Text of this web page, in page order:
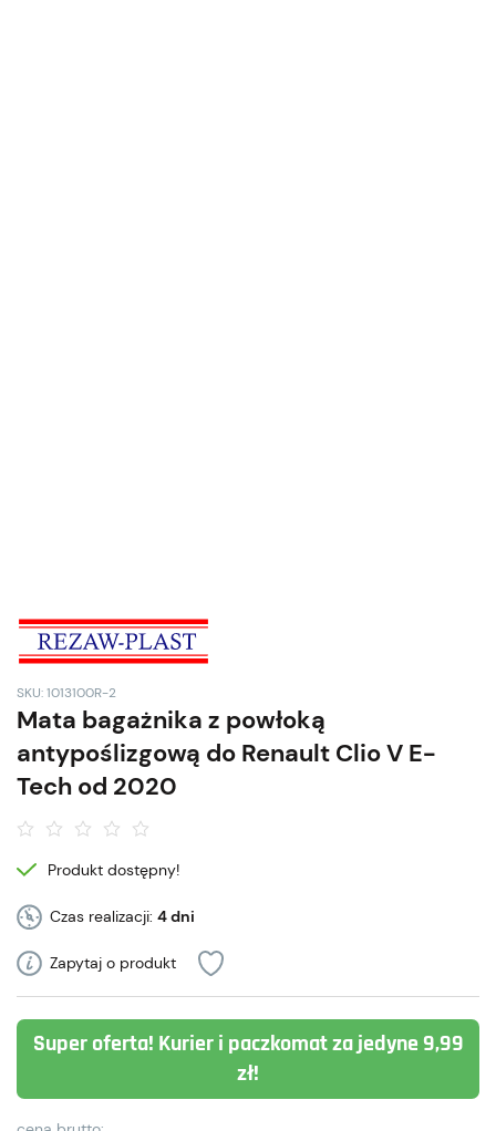
SKU: 1013100R-2
Mata bagażnika z powłoką
antypoślizgową do Renault Clio V E-
Tech od 2020
Produkt dostępny!
Czas realizacji: 4 dni
Zapytaj o produkt
Super oferta! Kurier i paczkomat za jedyne 9,99
zł!